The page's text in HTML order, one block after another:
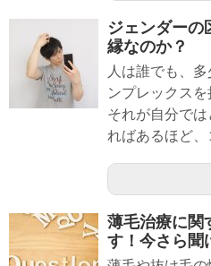
ジェンダーの
縁なのか？
人は誰でも、
ンプレックスを
それが自分で
ればあるほど、
薄毛治療に関
す！今さら聞